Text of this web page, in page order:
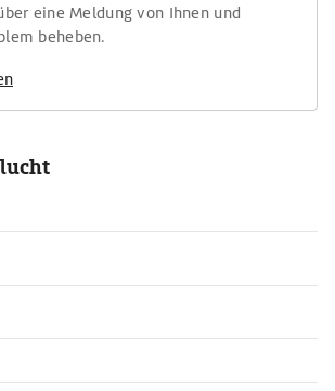
eine Meldung von Ihnen und
beheben.